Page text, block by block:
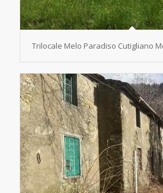
Trilocale Melo Paradiso Cutigliano